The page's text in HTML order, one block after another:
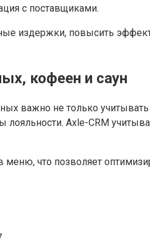
с поставщиками.
издержки, повысить
кофеен и саун
важно не только
Axle-CRM
что позволяет